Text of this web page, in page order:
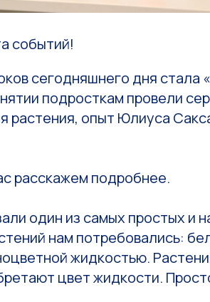
событий!
сегодняшнего дня стала
подросткам провели
растения, опыт Юлиуса
расскажем подробнее.
один из самых простых и
нам потребовались:
жидкостью.
цвет жидкости.